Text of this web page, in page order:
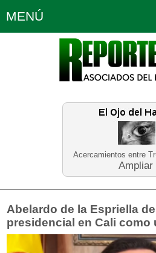
Acercamientos entre
Ampliar
MENÚ
Política Opinión
Planeta Tierra
Educación
Abelardo de la Espriella
presidencial en Cali